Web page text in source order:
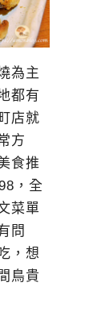
為主
都有
店就
方
食推
，全
菜單
問
，想
鳥貴